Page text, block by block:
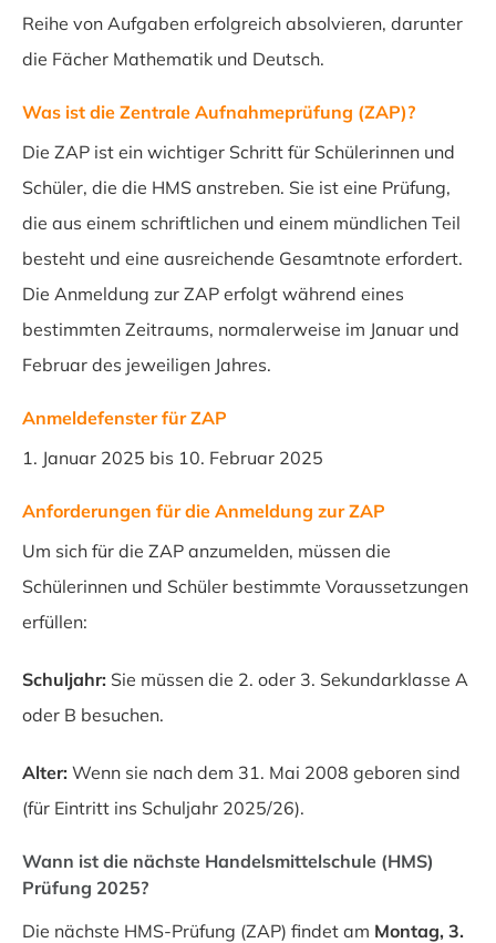
Reihe von Aufgaben erfolgreich absolvieren, darunter
die Fächer Mathematik und Deutsch.
Was ist die Zentrale Aufnahmeprüfung (ZAP)?
Die ZAP ist ein wichtiger Schritt für Schülerinnen und
Schüler, die die HMS anstreben. Sie ist eine Prüfung,
die aus einem schriftlichen und einem mündlichen Teil
besteht und eine ausreichende Gesamtnote erfordert.
Die Anmeldung zur ZAP erfolgt während eines
bestimmten Zeitraums, normalerweise im Januar und
Februar des jeweiligen Jahres.
Anmeldefenster für ZAP
1. Januar 2025 bis 10. Februar 2025
Anforderungen für die Anmeldung zur ZAP
Um sich für die ZAP anzumelden, müssen die
Schülerinnen und Schüler bestimmte Voraussetzungen
erfüllen:
Schuljahr: Sie müssen die 2. oder 3. Sekundarklasse A
oder B besuchen.
Alter: Wenn sie nach dem 31. Mai 2008 geboren sind
(für Eintritt ins Schuljahr 2025/26).
Wann ist die nächste Handelsmittelschule (HMS)
Prüfung 2025?
Die nächste HMS-Prüfung (ZAP) findet am Montag, 3.